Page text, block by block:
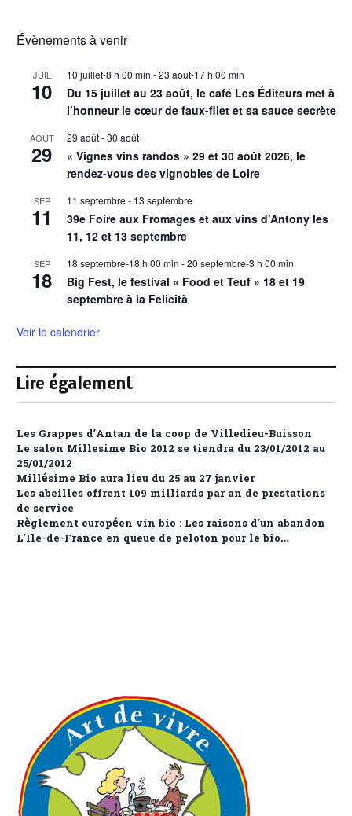
Évènements à venir
JUIL
10
10 juillet-8 h 00 min -23 août-17 h 00 min
Du 15 juillet au 23 août, le café Les Éditeurs met à
l’honneur le cœur de faux-filet et sa sauce secrète
AOÛT
29
29 août-30 août
« Vignes vins randos » 29 et 30 août 2026, le
rendez-vous des vignobles de Loire
SEP
11
11 septembre - 13 septembre
39e Foire aux Fromages et aux vins d’Antony les
11, 12 et 13 septembre
SEP
18
18 septembre-18 h 00 min -20 septembre-3 h 00 min
Big Fest, le festival « Food et Teuf » 18 et 19
septembre à la Felicità
Voir le calendrier
Lire également
Les Grappes d’Antan de la coop de Villedieu-Buisson
Le salon Millesime Bio 2012 se tiendra du 23/01/2012 au
25/01/2012
Millésime Bio aura lieu du 25 au 27 janvier
Les abeilles offrent 109 milliards par an de prestations
de service
Règlement européen vin bio : Les raisons d’un abandon
L’Ile-de-France en queue de peloton pour le bio…